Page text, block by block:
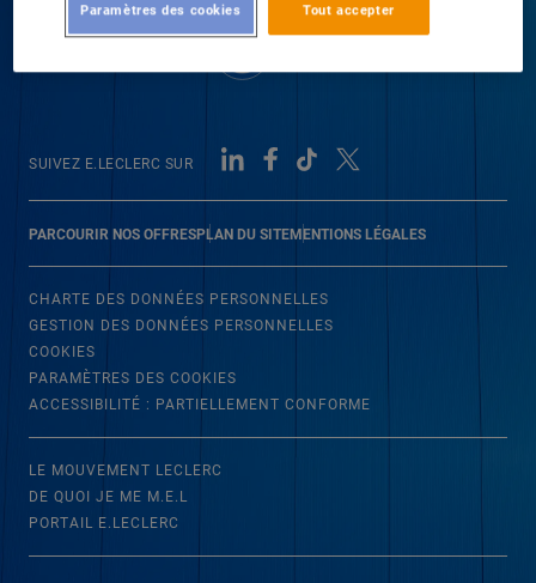
PARCOURIR NOS OFFRESPLAN DU SITEMENTIONS LÉGALES
SUIVEZ E.LECLERC SUR
CHARTE DES DONNÉES PERSONNELLES
GESTION DES DONNÉES PERSONNELLES
COOKIES
PARAMÈTRES DES COOKIES
ACCESSIBILITÉ : PARTIELLEMENT CONFORME
LE MOUVEMENT LECLERC
DE QUOI JE ME M.E.L
PORTAIL E.LECLERC
Tout accepter
Paramètres des cookies